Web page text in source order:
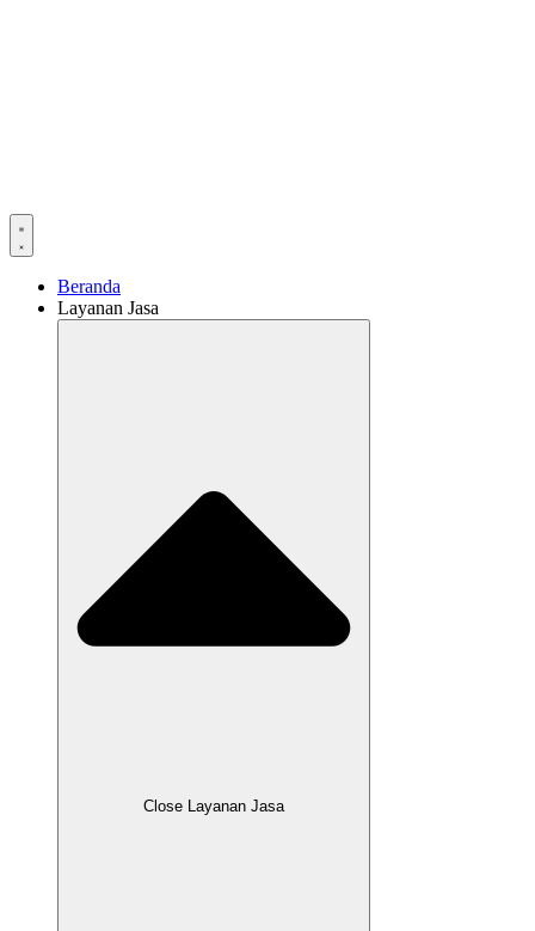
Beranda
Layanan Jasa
Close Layanan Jasa